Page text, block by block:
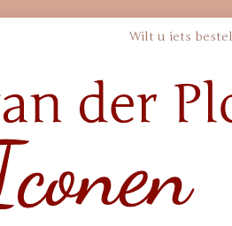
Wilt u iets